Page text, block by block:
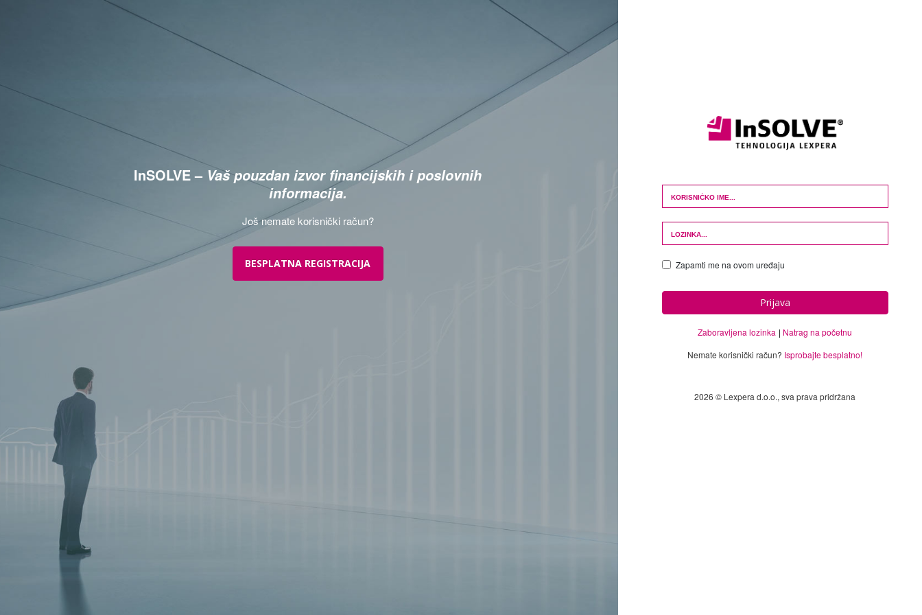
InSOLVE – Vaš pouzdan izvor financijskih i poslovnih
informacija.
Još nemate korisnički račun?
BESPLATNA REGISTRACIJA
Login Form
Zapamti me na ovom uređaju
Prijava
Zaboravljena lozinka
Natrag na početnu
Nemate korisnički račun? Isprobajte besplatno!
2026 © Lexpera d.o.o., sva prava pridržana